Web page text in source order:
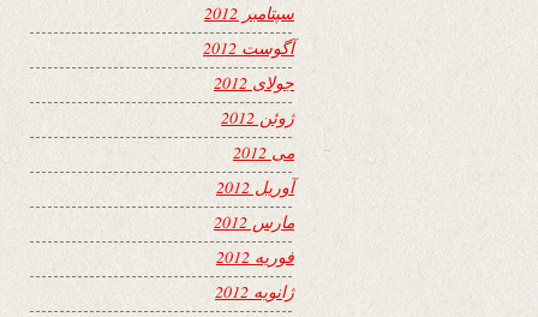
سپتامبر 2012
آگوست 2012
جولای 2012
ژوئن 2012
می 2012
آوریل 2012
مارس 2012
فوریه 2012
ژانویه 2012